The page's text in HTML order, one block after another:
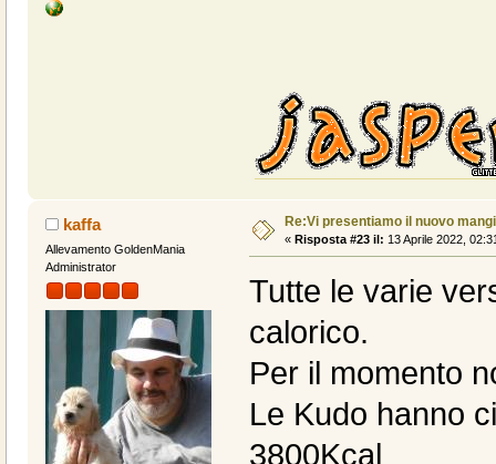
kaffa
Allevamento GoldenMania
Administrator
Re:Vi presentiamo il nuovo
« Risposta #23 il: 13 Aprile 2022,
Tutte le varie
calorico.
Per il momento
Le Kudo hanno
3800Kcal